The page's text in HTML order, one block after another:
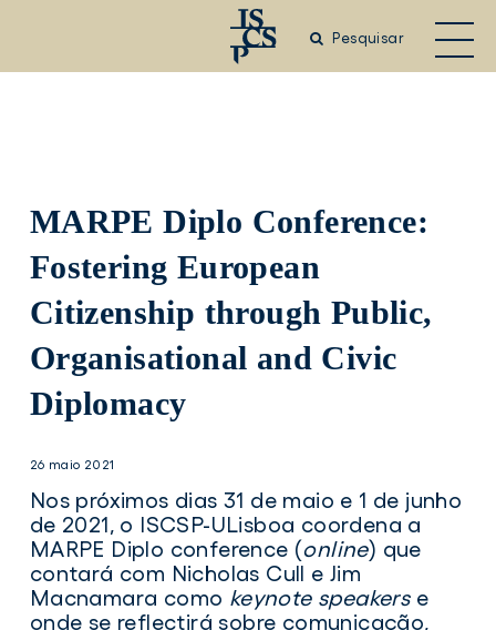
Pesquisar
MARPE Diplo Conference:
Fostering European
Citizenship through Public,
Organisational and Civic
Diplomacy
26 maio 2021
Nos próximos dias31 de maio e 1 de junho
de 2021, o ISCSP-ULisboa coordena a
MARPE Diplo conference (online) que
contará com Nicholas Cull e Jim
Macnamara como keynote speakerse
onde se reflectirá sobre comunicação,